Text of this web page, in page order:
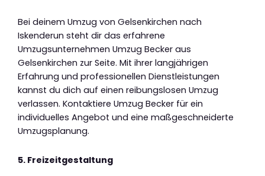
Bei deinem Umzug von Gelsenkirchen nach
Iskenderun steht dir das erfahrene
Umzugsunternehmen Umzug Becker aus
Gelsenkirchen zur Seite. Mit ihrer langjährigen
Erfahrung und professionellen Dienstleistungen
kannst du dich auf einen reibungslosen Umzug
verlassen. Kontaktiere Umzug Becker für ein
individuelles Angebot und eine maßgeschneiderte
Umzugsplanung.
5. Freizeitgestaltung